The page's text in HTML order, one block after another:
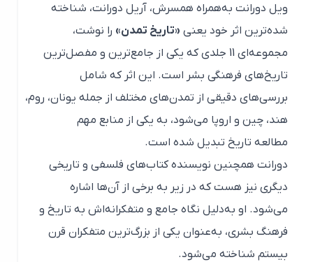
ویل دورانت به‌همراه همسرش، آریل دورانت، شناخته
شده‌ترین اثر خود یعنی«تاریخ تمدن»را نوشت،
مجموعه‌ای 11 جلدی که یکی از جامع‌ترین و مفصل‌ترین
تاریخ‌های فرهنگی بشر است. این اثر که شامل
بررسی‌های دقیقی از تمدن‌های مختلف از جمله یونان، روم،
هند، چین و اروپا می‌شود، به یکی از منابع مهم
مطالعه تاریخ تبدیل شده است.
دورانت همچنین نویسنده کتاب‌های فلسفی و تاریخی
دیگری نیز هست که در زیر به برخی از آن‌ها اشاره
می‌شود. او به‌دلیل نگاه جامع و متفکرانه‌اش به تاریخ و
فرهنگ بشری، به‌عنوان یکی از بزرگ‌ترین متفکران قرن
بیستم شناخته می‌شود.